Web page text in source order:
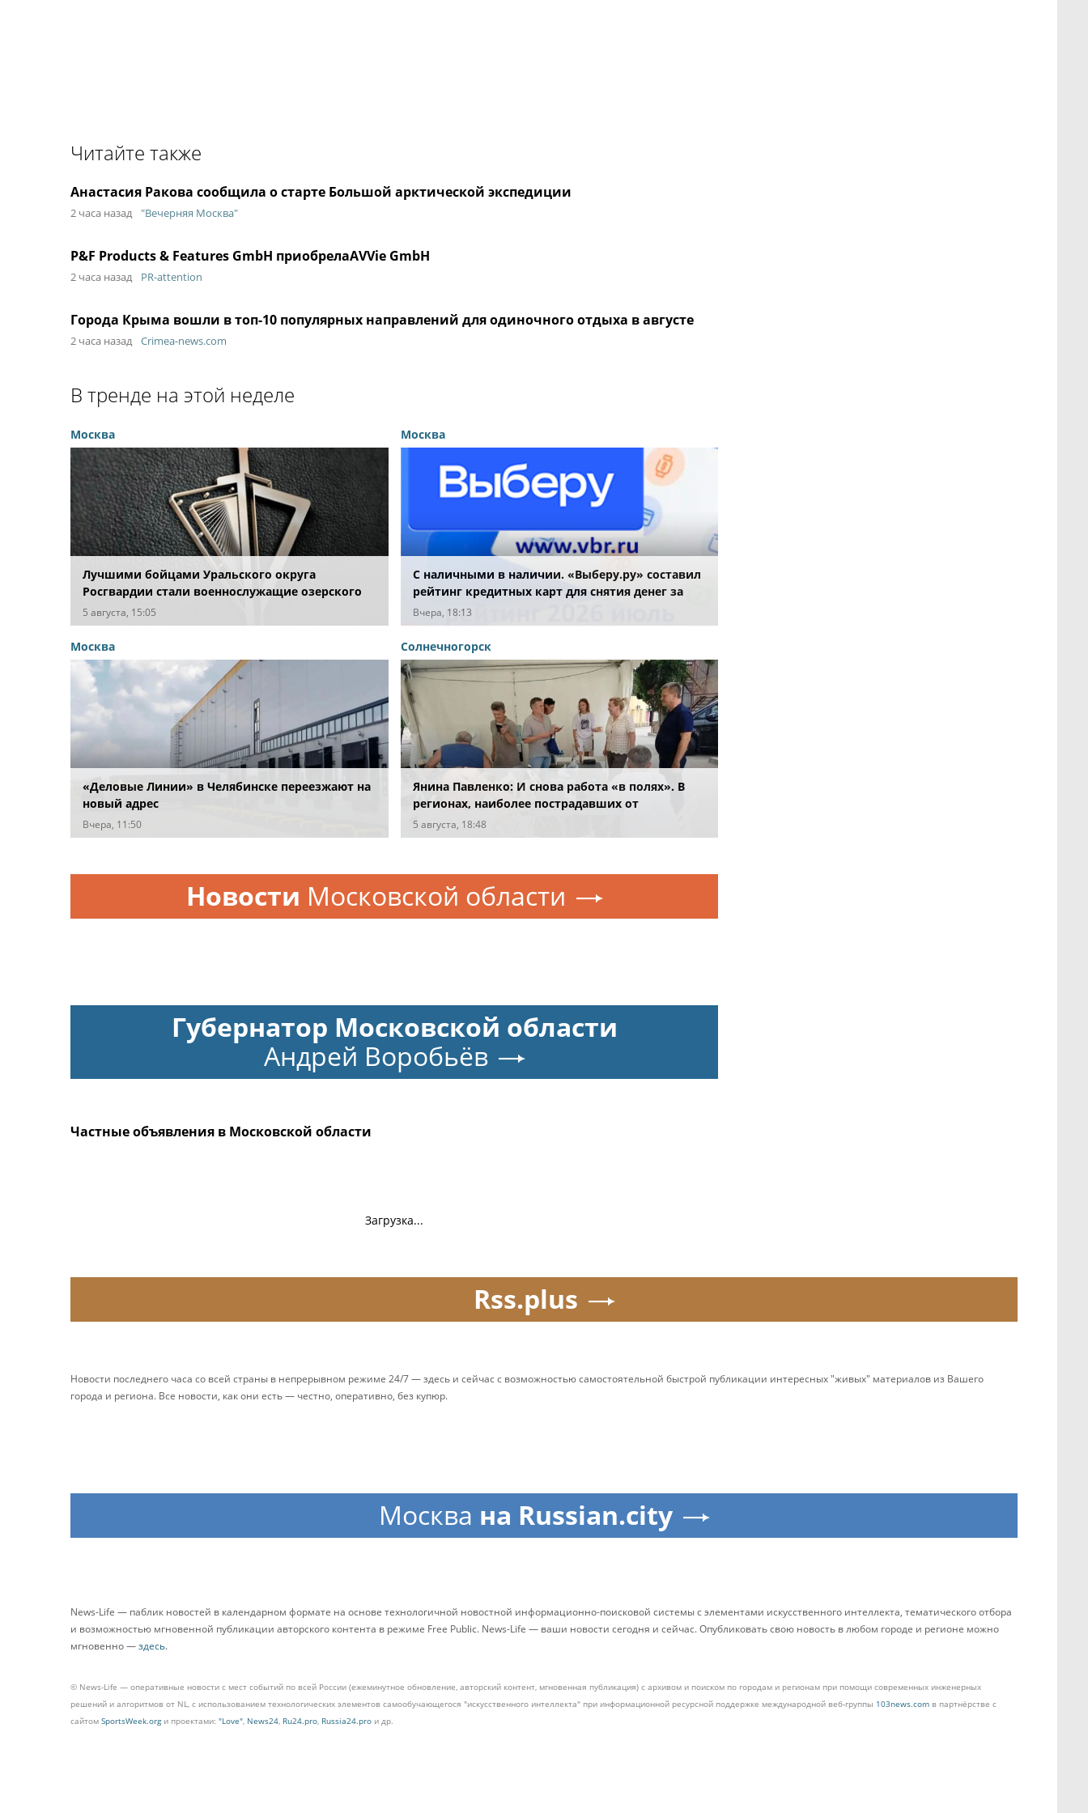
Читайте также
Анастасия Ракова сообщила о старте Большой арктической экспедиции
2 часа назад "Вечерняя Москва"
P&F Products & Features GmbH приобрелаAVVie GmbH
2 часа назад PR-attention
Города Крыма вошли в топ-10 популярных направлений для одиночного отдыха в августе
2 часа назад Crimea-news.com
В тренде на этой неделе
Москва
Лучшими бойцами Уральского округа
Росгвардии стали военнослужащие озерского
соединения по охране важных государственных
объектов
5 августа, 15:05
Москва
С наличными в наличии. «Выберу.ру» составил
рейтинг кредитных карт для снятия денег за
июль 2026 года
Вчера, 18:13
Москва
«Деловые Линии» в Челябинске переезжают на
новый адрес
Вчера, 11:50
Солнечногорск
Янина Павленко: И снова работа «в полях». В
регионах, наиболее пострадавших от
отсутствия электроэнергии после вражеских
атак
5 августа, 18:48
Новости Московской области
Губернатор Московской области
Андрей Воробьёв
Частные объявления в Московской области
Загрузка...
Rss.plus
Новости последнего часа со всей страны в непрерывном режиме 24/7 — здесь и сейчас с возможностью самостоятельной быстрой публикации интересных "живых" материалов из Вашего
города и региона. Все новости, как они есть — честно, оперативно, без купюр.
Москва на Russian.city
News-Life — паблик новостей в календарном формате на основе технологичной новостной информационно-поисковой системы с элементами искусственного интеллекта, тематического отбора
и возможностью мгновенной публикации авторского контента в режиме Free Public. News-Life — ваши новости сегодня и сейчас. Опубликовать свою новость в любом городе и регионе можно
мгновенно —здесь.
© News-Life — оперативные новости с мест событий по всей России (ежеминутное обновление, авторский контент, мгновенная публикация) с архивом и поиском по городам и регионам при помощи современных инженерных
решений и алгоритмов от NL, с использованием технологических элементов самообучающегося "искусственного интеллекта" при информационной ресурсной поддержке международной веб-группы 103news.com в партнёрстве с
сайтом SportsWeek.orgи проектами: "Love", News24, Ru24.pro, Russia24.pro и др.